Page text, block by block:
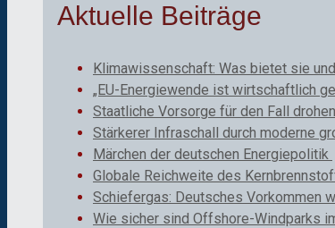
Aktuelle Beiträge
Klimawissenschaft: Was bietet sie
„EU-Energiewende ist wirtschaftlich
Staatliche Vorsorge für den Fall
Stärkerer Infraschall durch moderne
Märchen der deutschen Energiepolitik
Globale Reichweite des
Schiefergas: Deutsches Vorkommen
Wie sicher sind Offshore-Windparks